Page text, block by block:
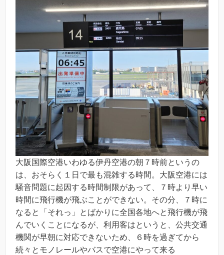
大阪国際空港いわゆる伊丹空港の朝７時前というの
は、おそらく１日で最も混雑する時間。大阪空港には
騒音問題に起因する時間制限があって、７時より早い
時間に飛行機が飛ぶことができない。その分、７時に
なると「それっ」とばかりに全国各地へと飛行機が飛
んでいくことになるが、利用客はというと、公共交通
機関が早朝に対応できないため、６時を過ぎてから
続々とモノレールやバスで空港にやって来る